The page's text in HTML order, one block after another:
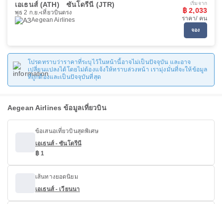
เอเธนส์ (ATH) ซันโดรีนี (JTR)
พุธ 2 ก.ย. เที่ยวบินตรง
Aegean Airlines
เริ่มจาก
฿ 2,033
ราคา/ คน
จอง
โปรดทราบว่าราคาที่ระบุไว้ในหน้านี้อาจไม่เป็นปัจจุบัน และอาจ
เปลี่ยนแปลงได้โดยไม่ต้องแจ้งให้ทราบล่วงหน้า เรามุ่งมั่นที่จะให้ข้อมูล
ที่ถูกต้องและเป็นปัจจุบันที่สุด
Aegean Airlines ข้อมูลเที่ยวบิน
ข้อเสนอเที่ยวบินสุดพิเศษ
เอเธนส์ - ซันโดรีนี
฿ 1
เส้นทางยอดนิยม
เอเธนส์ - เวียนนา